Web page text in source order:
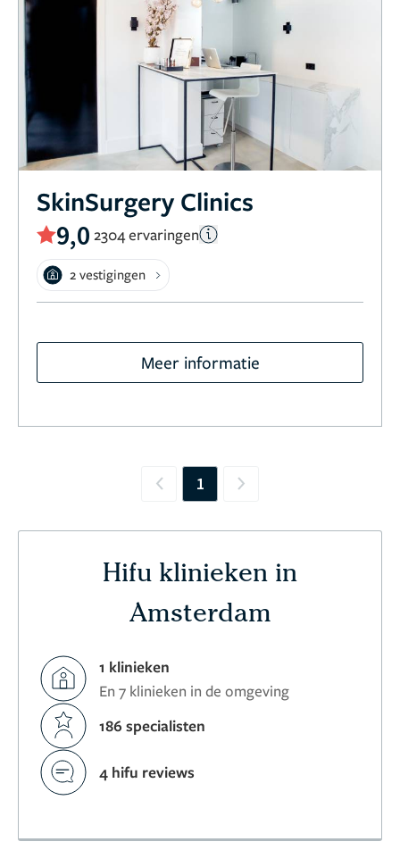
SkinSurgery Clinics
9,0 2304 ervaringen
2 vestigingen
Meer informatie
Previous
1 Next
Hifu klinieken in
Amsterdam
1 klinieken
En 7 klinieken in de omgeving
186 specialisten
4 hifu reviews